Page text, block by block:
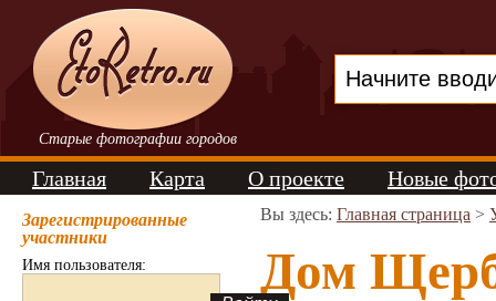
Старые фотографии городов
Главная Карта О проекте Новые
Зарегистрированные
участники
Имя пользователя:
Вы здесь: Главная страница >
Дом